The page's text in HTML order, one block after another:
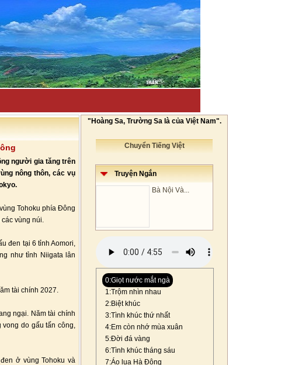
người gia tăng trên
nông thôn, các vụ
Tohoku phía Đông
vùng núi.
đen tại 6 tỉnh Aomori,
như tỉnh Niigata lân
tài chính 2027.
ngại. Năm tài chính
do gấu tấn công,
ở vùng Tohoku và
"Hoàng Sa, Trường Sa là của Việt Nam".
Chuyển Tiếng Việt
Truyện Ngắn
Bà Nội Và...
0:Giọt nước mắt ngà
1:Trộm nhìn nhau
2:Biệt khúc
3:Tình khúc thứ nhất
4:Em còn nhớ mùa xuân
5:Đời đá vàng
6:Tình khúc tháng sáu
7:Áo lụa Hà Đông